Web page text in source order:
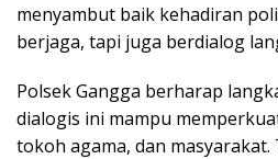
menyambut baik kehadiran
berjaga, tapi juga berdialog
Polsek Gangga berharap
dialogis ini mampu
tokoh agama, dan masyarakat.